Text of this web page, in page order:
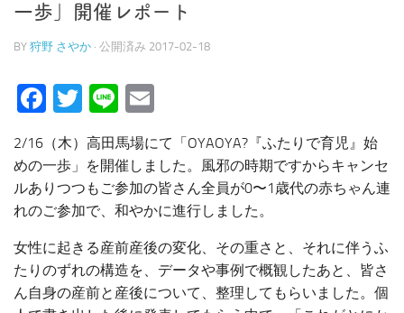
一歩」開催レポート
BY 狩野 さやか · 公開済み 2017-02-18
Facebook
Twitter
Line
2/16（木）高田馬場にて「OYAOYA?『ふたりで育児』始
めの一歩」を開催しました。風邪の時期ですからキャンセ
ルありつつもご参加の皆さん全員が0〜1歳代の赤ちゃん連
れのご参加で、和やかに進行しました。
女性に起きる産前産後の変化、その重さと、それに伴うふ
たりのずれの構造を、データや事例で概観したあと、皆さ
ん自身の産前と産後について、整理してもらいました。個